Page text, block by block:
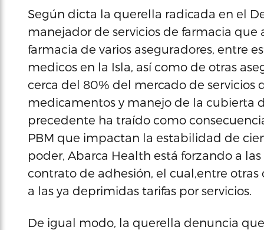
Según dicta la querella radicada en el
manejador de servicios de farmacia
farmacia de varios aseguradores, entre
medicos en la Isla, así como de otras
cerca del 80% del mercado de
medicamentos y manejo de la cubierta
precedente ha traído como
PBM que impactan la estabilidad de
poder, Abarca Health está forzando a
contrato de adhesión, el cual,entre
a las ya deprimidas tarifas por servicios.
De igual modo, la querella denuncia